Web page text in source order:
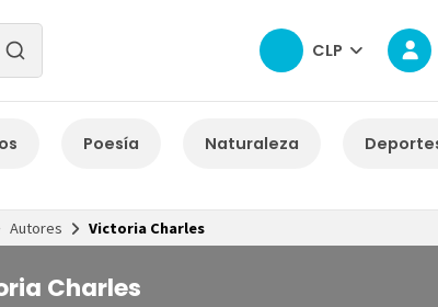
CLP
Poesía Naturaleza
Autores Victoria Charles
Charles